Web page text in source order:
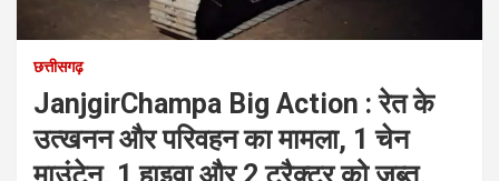
छत्तीसगढ़
JanjgirChampa Big Action : रेत के
उत्खनन और परिवहन का मामला, 1 चेन